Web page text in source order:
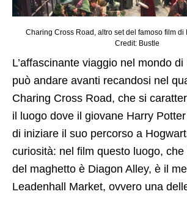
Charing Cross Road, altro set del famoso film di
Credit: Bustle
L’affascinante viaggio nel mondo
può andare avanti recandosi nel
Charing Cross Road, che si
il luogo dove il giovane Harry
di iniziare il suo percorso a
curiosità: nel film questo luogo, che
del maghetto è Diagon Alley, è il
Leadenhall Market, ovvero una